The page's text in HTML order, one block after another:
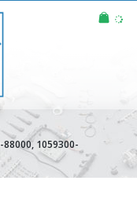
1059300-